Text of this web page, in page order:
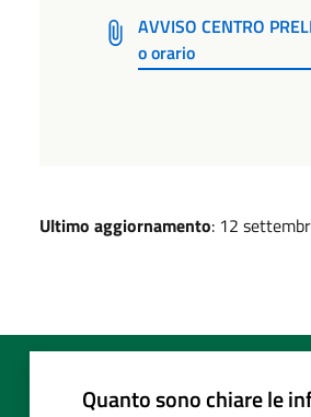
AVVISO CENTRO
o orario
Ultimo aggiornamento: 12
Quanto sono chiare le